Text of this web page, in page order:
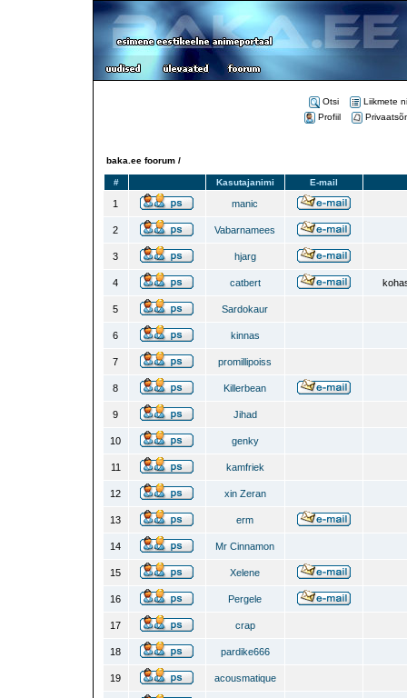
Otsi
Liikmete
Profiil
baka.ee foorum /
# Kasutajanimi E-mail
1 manic
2 Vabarnamees
3 hjarg
4 catbert
5 Sardokaur
6 kinnas
7 promillipoiss
8 Killerbean
9 Jihad
10 genky
11 kamfriek
12 xin Zeran
13 erm
14 Mr Cinnamon
15 Xelene
16 Pergele
17 crap
18 pardike666
19 acousmatique